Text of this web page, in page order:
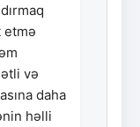
etmə
və
daha
həlli